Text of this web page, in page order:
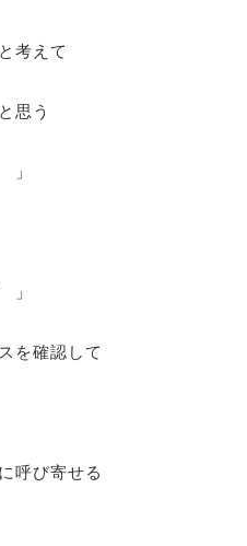
考えて
思う
」
を確認して
呼び寄せる